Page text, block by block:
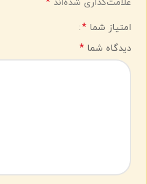
علامت‌گذاری شده‌اند
امتیاز شما *
دیدگاه شما *